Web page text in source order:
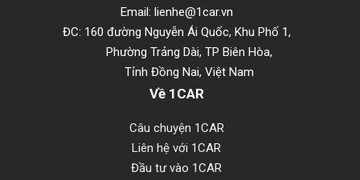
Email: lienhe@1car.vn
ĐC: 160 đường Nguyễn Ái Quốc, Khu Phố 1,
Phường Trảng Dài, TP Biên Hòa,
Tỉnh Đồng Nai, Việt Nam
Về 1CAR
Câu chuyện 1CAR
Liên hệ với 1CAR
Đầu tư vào 1CAR